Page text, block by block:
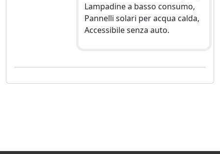
Lampadine a basso consumo,
Pannelli solari per acqua calda,
Accessibile senza auto.